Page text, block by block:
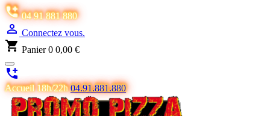
04 91 881 880
 Connectez vous.
shopping_cart Panier 0 0,00 €

Accueil 18h/22h04.91.881.880